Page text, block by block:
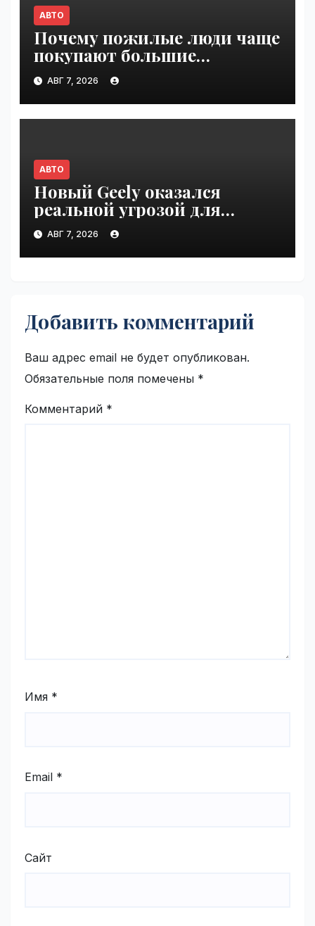
АВТО
Почему пожилые люди чаще
покупают большие
внедорожники, чем
молодёжь | VseTime.ru
АВГ 7, 2026
АВТО
Новый Geely оказался
реальной угрозой для
Volkswagen Polo в Германии |
VseTime.ru
АВГ 7, 2026
Добавить комментарий
Ваш адрес email не будет опубликован.
Обязательные поля помечены *
Комментарий *
Имя *
Email *
Сайт